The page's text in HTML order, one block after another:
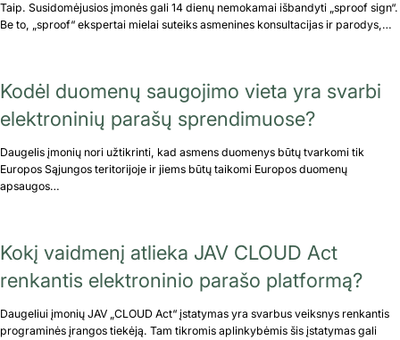
Taip. Susidomėjusios įmonės gali 14 dienų nemokamai išbandyti „sproof sign“.
Be to, „sproof“ ekspertai mielai suteiks asmenines konsultacijas ir parodys,…
Kodėl duomenų saugojimo vieta yra svarbi
elektroninių parašų sprendimuose?
Daugelis įmonių nori užtikrinti, kad asmens duomenys būtų tvarkomi tik
Europos Sąjungos teritorijoje ir jiems būtų taikomi Europos duomenų
apsaugos…
Kokį vaidmenį atlieka JAV CLOUD Act
renkantis elektroninio parašo platformą?
Daugeliui įmonių JAV „CLOUD Act“ įstatymas yra svarbus veiksnys renkantis
programinės įrangos tiekėją. Tam tikromis aplinkybėmis šis įstatymas gali